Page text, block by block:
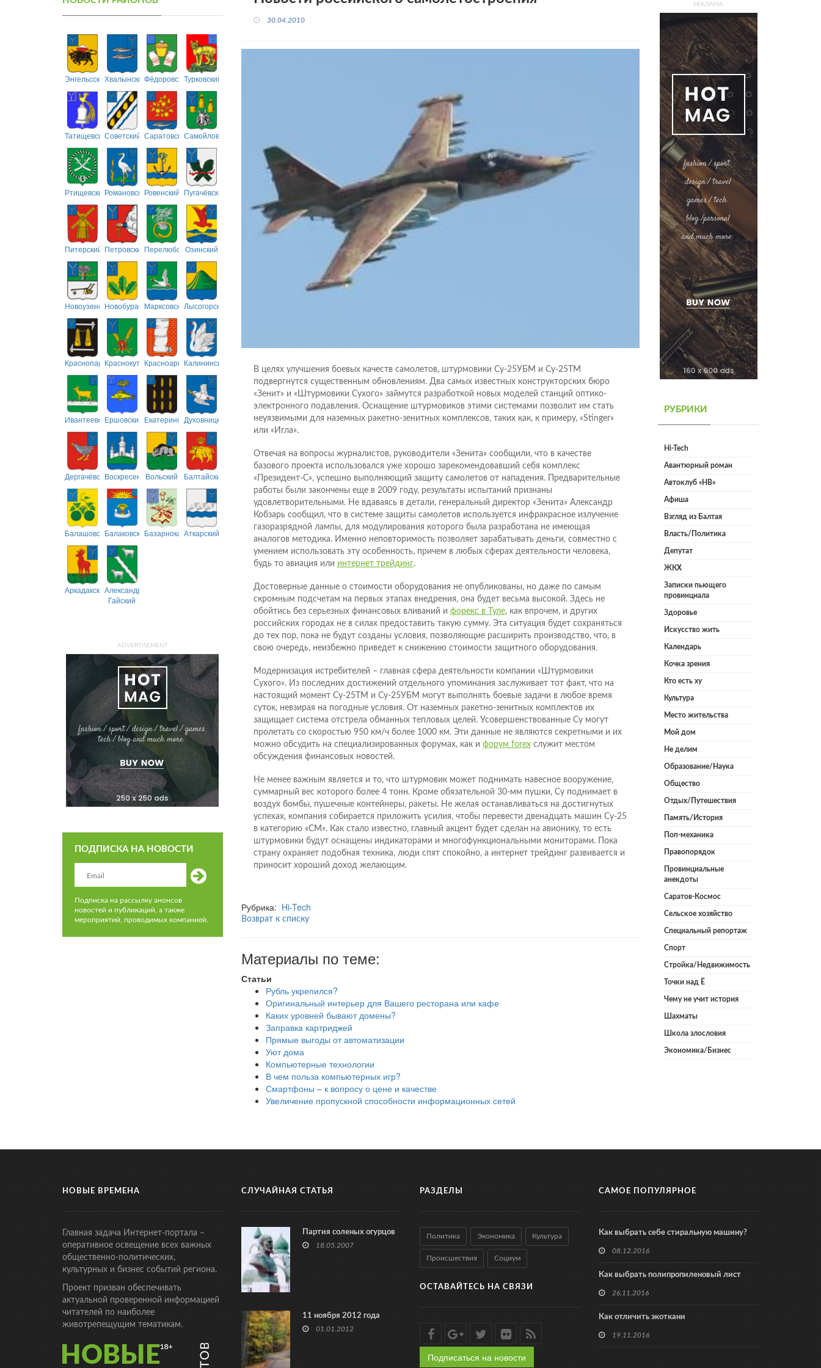
ЭнгельсскийХвалынскийФёдоровскийТурковский
ТатищевскийСоветский СаратовскийСамойловский
РтищевскийРомановскийРовенский Пугачёвский
Питерский ПетровскийПерелюбскийОзинский
НовоузенскийНовобурасскийМарксовскийЛысогорский
Краснопартизанский
КраснокутскийКрасноармейский
Калининский
ИвантеевскийЕршовский ЕкатериновскийДуховницкий
ДергачёвскийВоскресенскийВольский Балтайский
БалашовскийБалаковскийБазарнокарабулакский
Аткарский
АркадакскийАлександрово-
Гайский
ADVERTISEMENT
ПОДПИСКА НА НОВОСТИ
Подписка на рассылку анонсов
новостей и публикаций, а также
мероприятий, проводимых компанией.
30.04.2010
В целях улучшения боевых качеств самолетов, штурмовики Су-25УБМ и Су-25ТМ
подвергнутся существенным обновлениям. Два самых известных конструкторских бюро
«Зенит» и «Штурмовики Сухого» займутся разработкой новых моделей станций оптико-
электронного подавления. Оснащение штурмовиков этими системами позволит им стать
неуязвимыми для наземных ракетно-зенитных комплексов, таких как, к примеру, «Stinger»
или «Игла».
Отвечая на вопросы журналистов, руководители «Зенита» сообщили, что в качестве
базового проекта использовался уже хорошо зарекомендовавший себя комплекс
«Президент-С», успешно выполняющий защиту самолетов от нападения. Предварительные
работы были закончены еще в 2009 году, результаты испытаний признаны
удовлетворительными. Не вдаваясь в детали, генеральный директор «Зенита» Александр
Кобзарь сообщил, что в системе защиты самолетов используется инфракрасное излучение
газоразрядной лампы, для модулирования которого была разработана не имеющая
аналогов методика. Именно неповторимость позволяет зарабатывать деньги, совместно с
умением использовать эту особенность, причем в любых сферах деятельности человека,
будь то авиация или интернет трейдинг.
Достоверные данные о стоимости оборудования не опубликованы, но даже по самым
скромным подсчетам на первых этапах внедрения, она будет весьма высокой. Здесь не
обойтись без серьезных финансовых вливаний и форекс в Туле, как впрочем, и других
российских городах не в силах предоставить такую сумму. Эта ситуация будет сохраняться
до тех пор, пока не будут созданы условия, позволяющие расширить производство, что, в
свою очередь, неизбежно приведет к снижению стоимости защитного оборудования.
Модернизация истребителей – главная сфера деятельности компании «Штурмовики
Сухого». Из последних достижений отдельного упоминания заслуживает тот факт, что на
настоящий момент Су-25ТМ и Су-25УБМ могут выполнять боевые задачи в любое время
суток, невзирая на погодные условия. От наземных ракетно-зенитных комплектов их
защищает система отстрела обманных тепловых целей. Усовершенствованные Су могут
пролетать со скоростью 950 км/ч более 1000 км. Эти данные не являются секретными и их
можно обсудить на специализированных форумах, как и форум forexслужит местом
обсуждения финансовых новостей.
Не менее важным является и то, что штурмовик может поднимать навесное вооружение,
суммарный вес которого более 4 тонн. Кроме обязательной 30-мм пушки, Су поднимает в
воздух бомбы, пушечные контейнеры, ракеты. Не желая останавливаться на достигнутых
успехах, компания собирается приложить усилия, чтобы перевести двенадцать машин Су-25
в категорию «СМ». Как стало известно, главный акцент будет сделан на авионику, то есть
штурмовики будут оснащены индикаторами и многофункциональными мониторами. Пока
страну охраняет подобная техника, люди спят спокойно, а интернет трейдинг развивается и
приносит хороший доход желающим.
Рубрика: Hi-Tech
Возврат к списку
Материалы по теме:
Статьи
Рубль укрепился?
Оригинальный интерьер для Вашего ресторана или кафе
Каких уровней бывают домены?
Заправка картриджей
Прямые выгоды от автоматизации
Уют дома
Компьютерные технологии
В чем польза компьютерных игр?
Смартфоны – к вопросу о цене и качестве
Увеличение пропускной способности информационных сетей
РЕКЛАМА
РУБРИКИ
Hi-Tech
Авантюрный роман
Автоклуб «НВ»
Афиша
Взгляд из Балтая
Власть/Политика
Депутат
ЖКХ
Записки пьющего
провинциала
Здоровье
Искусство жить
Календарь
Кочка зрения
Кто есть ху
Культура
Место жительства
Мой дом
Не делим
Образование/Наука
Общество
Отдых/Путешествия
Память/История
Поп-механика
Правопорядок
Провинциальные
анекдоты
Саратов-Космос
Сельское хозяйство
Специальный репортаж
Спорт
Стройка/Недвижимость
Точки над Ё
Чему не учит история
Шахматы
Школа злословия
Экономика/Бизнес
НОВЫЕ ВРЕМЕНА
Главная задача Интернет-портала –
оперативное освещение всех важных
общественно-политических,
культурных и бизнес событий региона.
Проект призван обеспечивать
актуальной проверенной информацией
читателей по наиболее
животрепещущим тематикам.
СЛУЧАЙНАЯ СТАТЬЯ
Партия соленых огурцов
18.05.2007
11 ноября 2012 года
01.01.2012
РАЗДЕЛЫ
Политика Экономика Культура
Происшествия Социум
ОСТАВАЙТЕСЬ НА СВЯЗИ
Подписаться на новости
САМОЕ ПОПУЛЯРНОЕ
Как выбрать себе стиральную машину?
08.12.2016
Как выбрать полипропиленовый лист
26.11.2016
Как отличить экоткани
19.11.2016